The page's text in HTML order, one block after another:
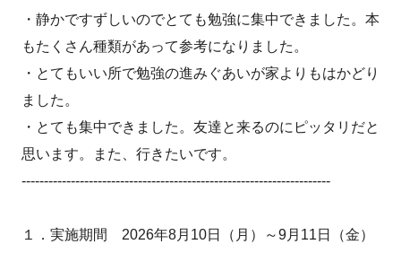
・静かですずしいのでとても勉強に集中できました。本
もたくさん種類があって参考になりました。
・とてもいい所で勉強の進みぐあいが家よりもはかどり
ました。
・とても集中できました。友達と来るのにピッタリだと
思います。また、行きたいです。
---------------------------------------------------------------------
１．実施期間 2026年8月10日（月）～9月11日（金）